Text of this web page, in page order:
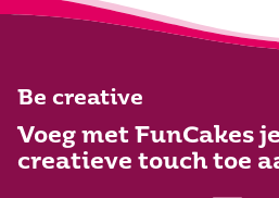
Be creative
Voeg met FunCakes
creatieve touch toe